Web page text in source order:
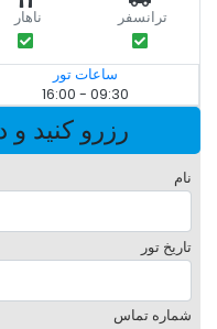
ترانسفر ناهار
ساعات تور
09:30 - 16:00
رزرو کنید و
نام
تاریخ تور
شماره تماس